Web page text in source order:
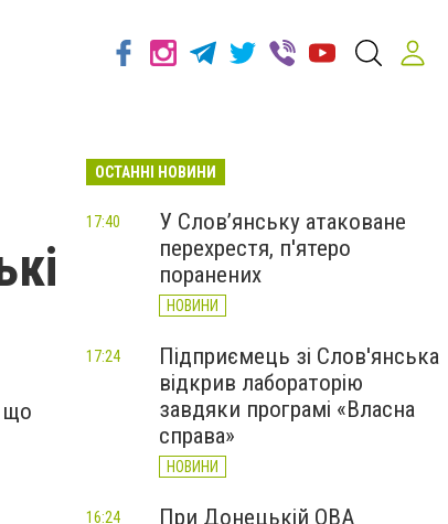
що
ОСТАННІ НОВИНИ
У Слов’янську атаковане
перехрестя, п'ятеро
поранених
НОВИНИ
17:40
Підприємець зі Слов'янська
відкрив лабораторію
завдяки програмі «Власна
справа»
НОВИНИ
17:24
При Донецькій ОВА
16:24